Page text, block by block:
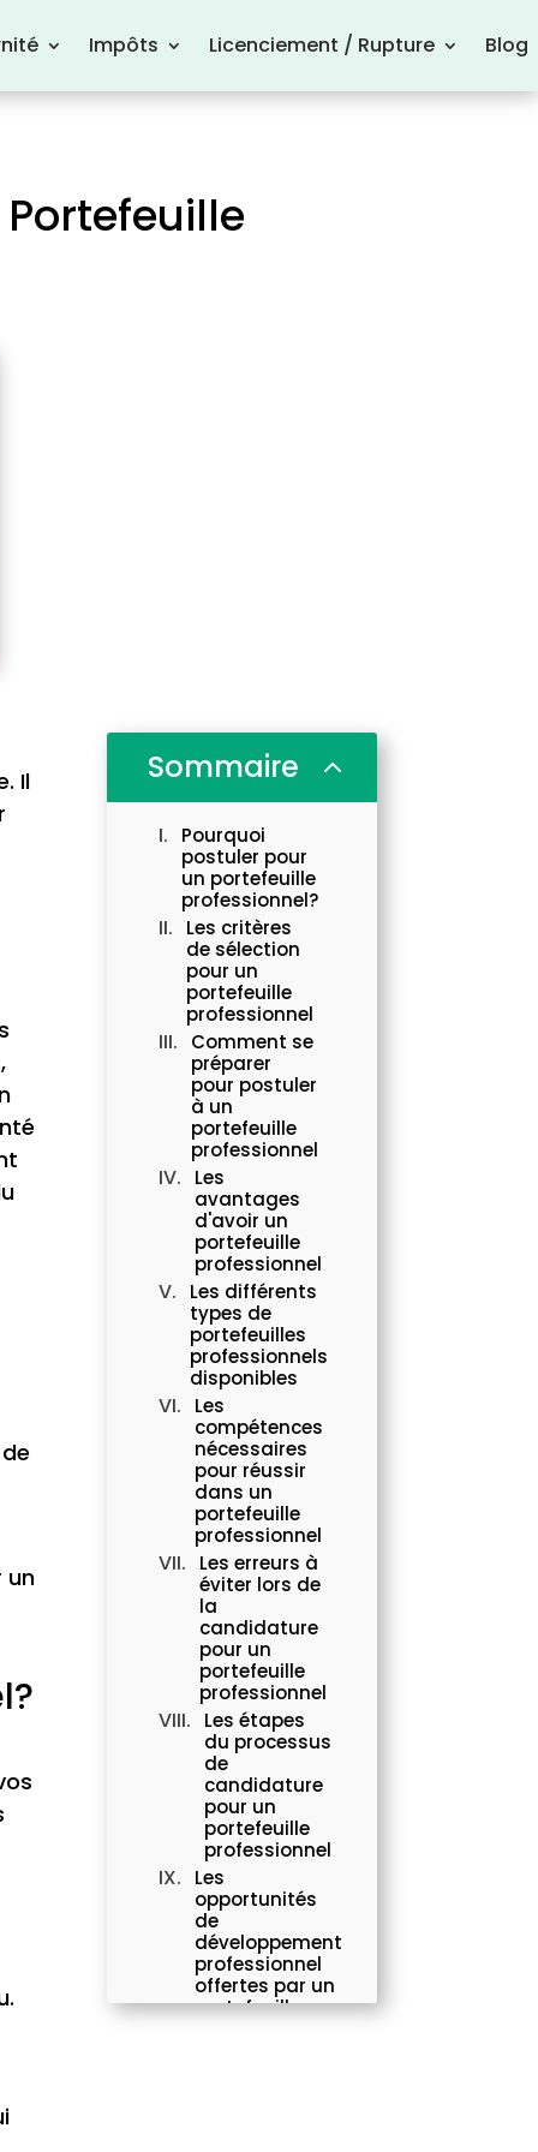
Impôts Licenciement / Rupture Blog
Il
un
Sommaire 2
Pourquoi
postuler pour
un portefeuille
professionnel?
Les critères
de sélection
pour un
portefeuille
professionnel
Comment se
préparer
pour postuler
à un
portefeuille
professionnel
Les
avantages
d'avoir un
portefeuille
professionnel
Les différents
types de
portefeuilles
professionnels
disponibles
Les
compétences
nécessaires
pour réussir
dans un
portefeuille
professionnel
Les erreurs à
éviter lors de
la
candidature
pour un
portefeuille
professionnel
Les étapes
du processus
de
candidature
pour un
portefeuille
professionnel
Les
opportunités
de
développement
professionnel
offertes par un
portefeuille